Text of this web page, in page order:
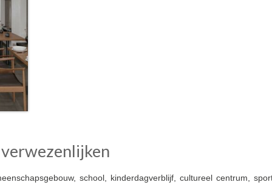
school, kinderdagverblijf, cultureel centrum,